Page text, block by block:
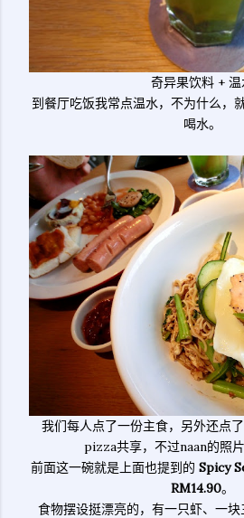
奇异果饮料 + 温
到餐厅吃饭我常点温水，不为什么，
喝水。
我们每人点了一份主食，另外还点
pizza共享，不过naan的照片
前面这一碗就是上面也提到的 Spicy
RM14.90。
食物摆设挺漂亮的，有一只虾、一